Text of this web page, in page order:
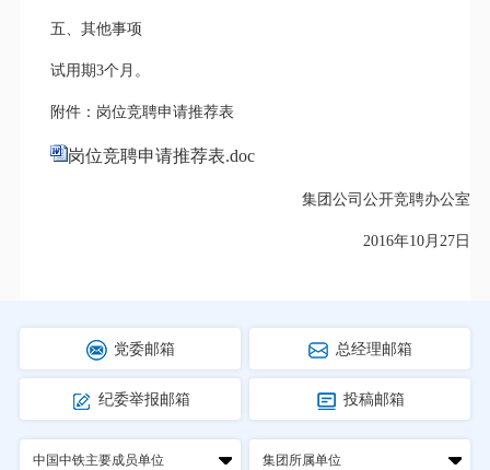
五、其他事项
试用期3个月。
附件：岗位竞聘申请推荐表
岗位竞聘申请推荐表.doc
集团公司公开竞聘办公室
2016年10月27日
党委邮箱 总经理邮箱
纪委举报邮箱 投稿邮箱